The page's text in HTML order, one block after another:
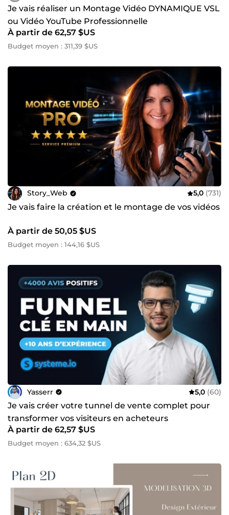
Je vais réaliser un Montage Vidéo DYNAMIQUE VSL
ou Vidéo YouTube Professionnelle
À partir de 62,57 $US
Budget moyen : 311,39 $US
Story_Web 5,0 (731)
Je vais faire la création et le montage de vos vidéos
À partir de 50,05 $US
Budget moyen : 144,16 $US
Yasserr 5,0 (60)
Je vais créer votre tunnel de vente complet pour
transformer vos visiteurs en acheteurs
À partir de 62,57 $US
Budget moyen : 634,32 $US